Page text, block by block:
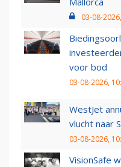
03-08-
voor bod
03-08-2026,
WestJet
vlucht naar
03-08-2026,
VisionSafe